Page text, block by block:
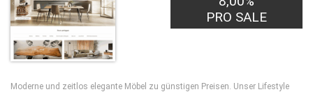
PRO SALE
Moderne und zeitlos elegante Möbel zu günstigen Preisen. Unser Lifestyle